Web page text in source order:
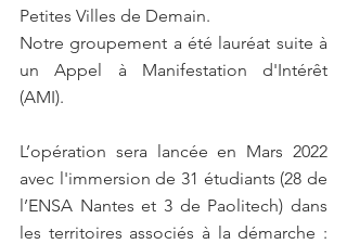
Petites Villes de Demain.
Notre groupement a été lauréat suite à
un Appel à Manifestation d'Intérêt
(AMI).
L’opération sera lancée en Mars 2022
avec l'immersion de 31 étudiants (28 de
l’ENSA Nantes et 3 de Paolitech) dans
les territoires associés à la démarche :